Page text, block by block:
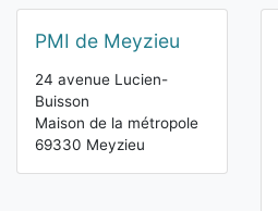
PMI de Meyzieu
24 avenue Lucien-
Buisson
Maison de la métropole
69330 Meyzieu